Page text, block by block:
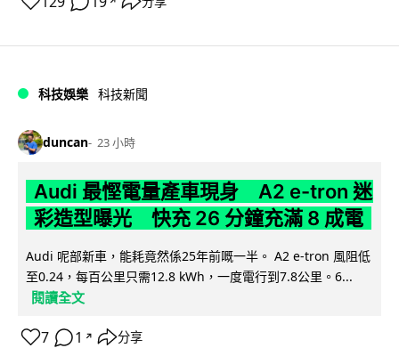
科技娛樂 科技新聞
duncan 23 小時
Audi 最慳電量產車現身 A2 e-tron 迷
彩造型曝光 快充 26 分鐘充滿 8 成電
Audi 呢部新車，能耗竟然係25年前嘅一半。 A2 e-tron 風阻低
至0.24，每百公里只需12.8 kWh，一度電行到7.8公里。6...
閱讀全文
7 1 ↗ 分享